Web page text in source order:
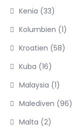
Kenia (33)
Kolumbien (1)
Kroatien (58)
Kuba (16)
Malaysia (1)
Malediven (96)
Malta (2)